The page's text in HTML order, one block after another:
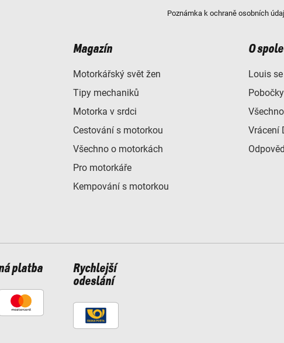
Poznámka k ochraně osobních
Magazín
Motorkářský svět žen
Tipy mechaniků
Motorka v srdci
Cestování s motorkou
Všechno o motorkách
Pro motorkáře
Kempování s motorkou
O
Louis
Pobočky
Vrácení
platba
Rychlejší
odeslání